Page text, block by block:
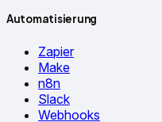
Automatisierung
Zapier
Make
n8n
Slack
Webhooks